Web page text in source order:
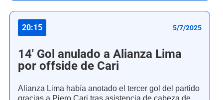
20:15 5/7/2025
14' Gol anulado a Alianza Lima
por offside de Cari
Alianza Lima había anotado el tercer gol del partido